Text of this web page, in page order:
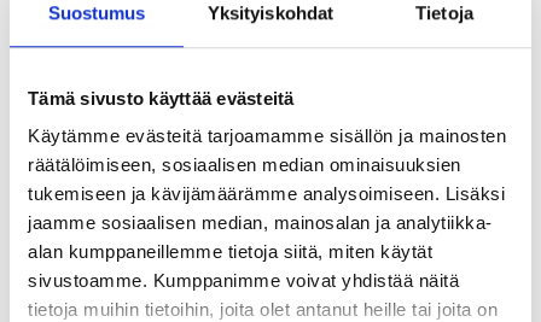
Suostumus Yksityiskohdat Tietoja
Tämä sivusto käyttää evästeitä
Käytämme evästeitä tarjoamamme sisällön ja mainosten
räätälöimiseen, sosiaalisen median ominaisuuksien
tukemiseen ja kävijämäärämme analysoimiseen. Lisäksi
jaamme sosiaalisen median, mainosalan ja analytiikka-
alan kumppaneillemme tietoja siitä, miten käytät
sivustoamme. Kumppanimme voivat yhdistää näitä
tietoja muihin tietoihin, joita olet antanut heille tai joita on
Metalliset holkkitiivisteet PK 16, kaapeli Ø 11 mm ja
merimalleissa Ø 10 mm. Merkkilamppu toimitetaan ilman
H920001). Merkkilampunkupu on suojattu ulkoisilta
kolhuilta. Saatavilla myös värillisellä kuvulla (punainen ,
oranssi ja vihreä). Ruuviliittimet.
Lisävarusteena (ei merimalleille)moniosatiiviste
kaapelihalkaisijoille 7,5/10/12,5/15mm til.nro H517169